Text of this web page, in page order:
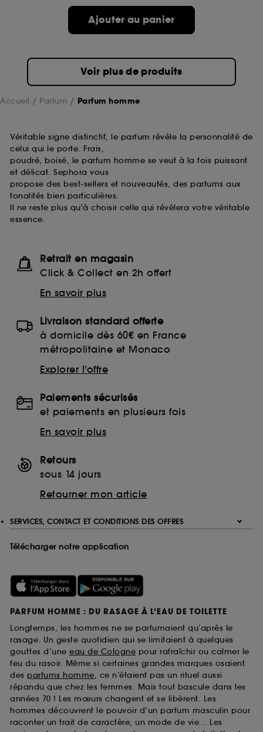
Ajouter au panier
Voir plus de produits
Accueil Parfum Parfum homme
Véritable signe distinctif, le parfum révèle la personnalité de
celui qui le porte. Frais,
poudré, boisé, le parfum homme se veut à la fois puissant
et délicat. Sephora vous
propose des best-sellers et nouveautés, des parfums aux
tonalités bien particulières.
Il ne reste plus qu'à choisir celle qui révèlera votre véritable
essence.
Retrait en magasin
Click & Collect en 2h offert
En savoir plus
Livraison standard offerte
à domicile dès 60€ en France
métropolitaine et Monaco
Explorer l'offre
Paiements sécurisés
et paiements en plusieurs fois
En savoir plus
Retours
sous 14 jours
Retourner mon article
SERVICES, CONTACT ET CONDITIONS DES OFFRES
Télécharger notre application
PARFUM HOMME : DU RASAGE À L’EAU DE TOILETTE
Longtemps, les hommes ne se parfumaient qu’après le
rasage. Un geste quotidien qui se limitaient à quelques
gouttes d’une eau de Cologne pour rafraîchir ou calmer le
feu du rasoir. Même si certaines grandes marques osaient
des parfums homme, ce n’étaient pas un rituel aussi
répandu que chez les femmes. Mais tout bascule dans les
années 70 ! Les mœurs changent et se libèrent. Les
hommes découvrent le pouvoir d’un parfum masculin pour
raconter un trait de caractère, un mode de vie... Les